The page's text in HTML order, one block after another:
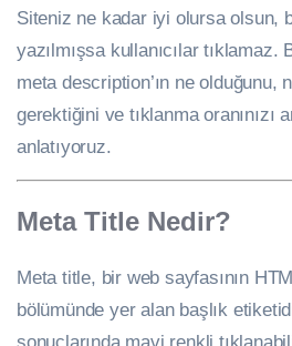
Siteniz ne kadar iyi olursa olsun,
yazılmışsa kullanıcılar tıklamaz.
meta description’ın ne olduğunu,
gerektiğini ve tıklanma oranınızı
anlatıyoruz.
Meta Title Nedir?
Meta title, bir web sayfasının
bölümünde yer alan başlık
sonuçlarında mavi renkli